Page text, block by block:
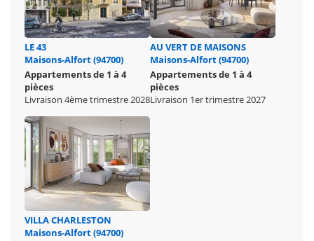
LE 43
Maisons-Alfort (94700)
Appartements de 1 à 4
pièces
Livraison 4ème trimestre 2028
AU VERT DE MAISONS
Maisons-Alfort (94700)
Appartements de 1 à 4
pièces
Livraison 1er trimestre 2027
VILLA CHARLESTON
Maisons-Alfort (94700)